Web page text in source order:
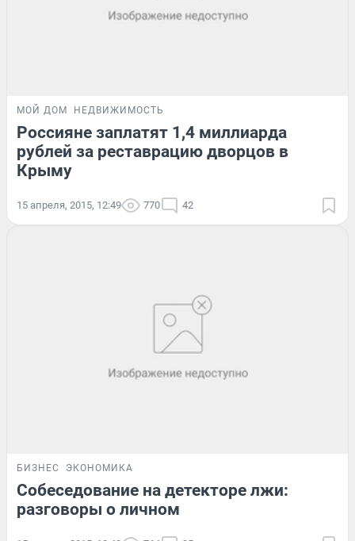
МОЙ ДОМ НЕДВИЖИМОСТЬ
Россияне заплатят 1,4 миллиарда
рублей за реставрацию дворцов в
Крыму
15 апреля, 2015, 12:49 770 42
БИЗНЕС ЭКОНОМИКА
Собеседование на детекторе лжи:
разговоры о личном